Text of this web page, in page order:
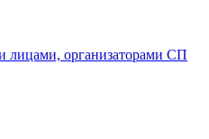
лицами, организаторами СП